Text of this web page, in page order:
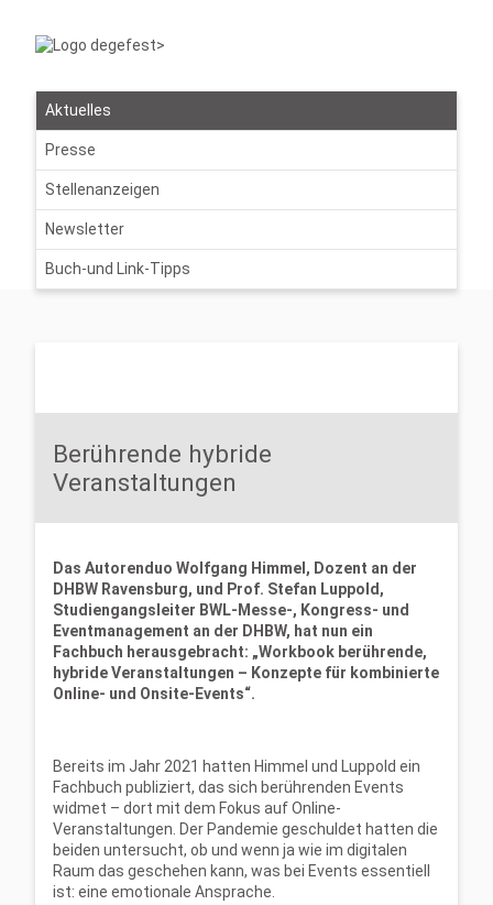
Aktuelles
Presse
Stellenanzeigen
Newsletter
Buch-und Link-Tipps
Berührende hybride
Veranstaltungen
Das Autorenduo Wolfgang Himmel, Dozent an der
DHBW Ravensburg, und Prof. Stefan Luppold,
Studiengangsleiter BWL-Messe-, Kongress- und
Eventmanagement an der DHBW, hat nun ein
Fachbuch herausgebracht: „Workbook berührende,
hybride Veranstaltungen – Konzepte für kombinierte
Online- und Onsite-Events“.
Bereits im Jahr 2021 hatten Himmel und Luppold ein
Fachbuch publiziert, das sich berührenden Events
widmet – dort mit dem Fokus auf Online-
Veranstaltungen. Der Pandemie geschuldet hatten die
beiden untersucht, ob und wenn ja wie im digitalen
Raum das geschehen kann, was bei Events essentiell
ist: eine emotionale Ansprache.